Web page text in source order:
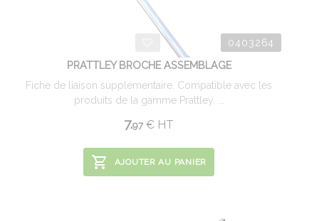
0403264
PRATTLEY BROCHE ASSEMBLAGE
Fiche de liaison supplémentaire. Compatible avec les
produits de la gamme Prattley. ...
7.97 € HT
AJOUTER AU PANIER